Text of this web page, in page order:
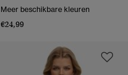
Meer beschikbare kleuren
€24,99